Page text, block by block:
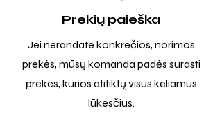
Prekių paieška
Jei nerandate konkrečios, norimos
prekės, mūsų komanda padės surasti
prekes, kurios atitiktų visus keliamus
lūkesčius.